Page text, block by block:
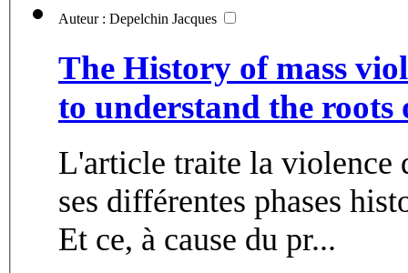
Auteur : Depelchin Jacques
The History of mass
to understand the roots
L'article traite la violence
ses différentes phases
Et ce, à cause du pr...